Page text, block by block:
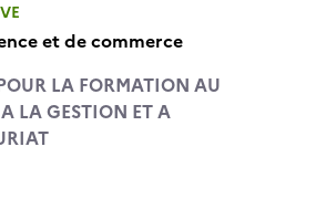
et de commerce
LA FORMATION AU
LA GESTION ET A